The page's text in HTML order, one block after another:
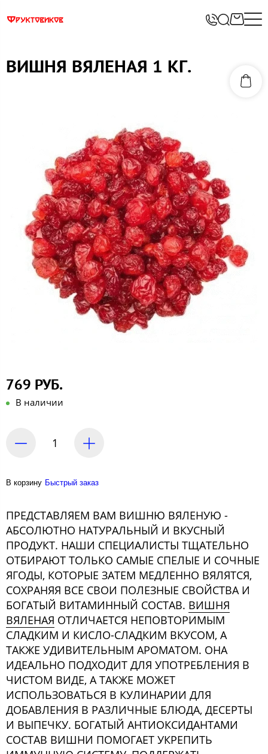
ВИШНЯ ВЯЛЕНАЯ 1 КГ.
769 РУБ.
В наличии
В корзину Быстрый заказ
ПРЕДСТАВЛЯЕМ ВАМ ВИШНЮ ВЯЛЕНУЮ -
АБСОЛЮТНО НАТУРАЛЬНЫЙ И ВКУСНЫЙ
ПРОДУКТ. НАШИ СПЕЦИАЛИСТЫ ТЩАТЕЛЬНО
ОТБИРАЮТ ТОЛЬКО САМЫЕ СПЕЛЫЕ И СОЧНЫЕ
ЯГОДЫ, КОТОРЫЕ ЗАТЕМ МЕДЛЕННО ВЯЛЯТСЯ,
СОХРАНЯЯ ВСЕ СВОИ ПОЛЕЗНЫЕ СВОЙСТВА И
БОГАТЫЙ ВИТАМИННЫЙ СОСТАВ. ВИШНЯ
ВЯЛЕНАЯ ОТЛИЧАЕТСЯ НЕПОВТОРИМЫМ
СЛАДКИМ И КИСЛО-СЛАДКИМ ВКУСОМ, А
ТАКЖЕ УДИВИТЕЛЬНЫМ АРОМАТОМ. ОНА
ИДЕАЛЬНО ПОДХОДИТ ДЛЯ УПОТРЕБЛЕНИЯ В
ЧИСТОМ ВИДЕ, А ТАКЖЕ МОЖЕТ
ИСПОЛЬЗОВАТЬСЯ В КУЛИНАРИИ ДЛЯ
ДОБАВЛЕНИЯ В РАЗЛИЧНЫЕ БЛЮДА, ДЕСЕРТЫ
И ВЫПЕЧКУ. БОГАТЫЙ АНТИОКСИДАНТАМИ
СОСТАВ ВИШНИ ПОМОГАЕТ УКРЕПИТЬ